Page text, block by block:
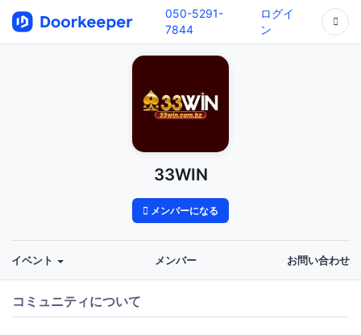
050-5291-
7844
ログイ
ン
33WIN
メンバーになる
イベント メンバー お問い合わせ
コミュニティについて